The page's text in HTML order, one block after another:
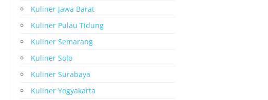
Kuliner Jawa Barat
Kuliner Pulau Tidung
Kuliner Semarang
Kuliner Solo
Kuliner Surabaya
Kuliner Yogyakarta